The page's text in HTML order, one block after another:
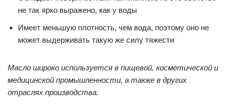
не так ярко выражено, как у воды
Имеет меньшую плотность, чем вода, поэтому оно не
может выдерживать такую же силу тяжести
Масло широко используется в пищевой, косметической и
медицинской промышленности, а также в других
отраслях производства.